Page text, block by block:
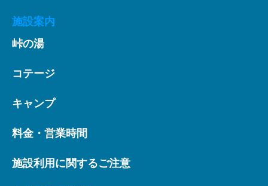
施設案内
峠の湯
コテージ
キャンプ
料金・営業時間
施設利用に関するご注意